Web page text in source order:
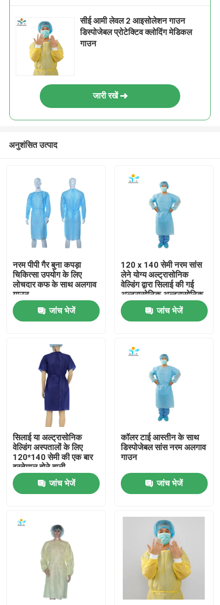
घर
हमारे बारे में
कारखाना भ्रमण
गुणवत्ता नियंत्रण
संपर्क करें
डिस्पोजेबल सुरक्षात्मक पहनें
डिस्पोजेबल सुरक्षात्मक सूट
डिस्पोजेबल सुरक्षात्मक आवरण
सीई आमी लेवल 2 आइसोलेशन गाउन
डिस्पोजेबल प्रोटेक्टिव क्लोदिंग मेडिकल
गाउन
जारी रखें
अनुशंसित उत्पाद
नरम पीपी गैर बुना कपड़ा
चिकित्सा उपयोग के लिए
लोचदार कफ के साथ अलगाव
गाउन
जांच भेजें
120 x 140 सेमी नरम सांस
लेने योग्य अल्ट्रासोनिक
वेल्डिंग द्वारा सिलाई की गई
अल्ट्रासोनिक अल्ट्रासोनिक
अल्ट्रासोनिक अल्ट्रासोनिक
वेल्डिंग
जांच भेजें
सिलाई या अल्ट्रासोनिक
वेल्डिंग अस्पतालों के लिए
120*140 सेमी की एक बार
इस्तेमाल होने वाली
आइसोलेशन गाउन
जांच भेजें
कॉलर टाई आस्तीन के साथ
डिस्पोजेबल सांस नरम अलगाव
गाउन
जांच भेजें